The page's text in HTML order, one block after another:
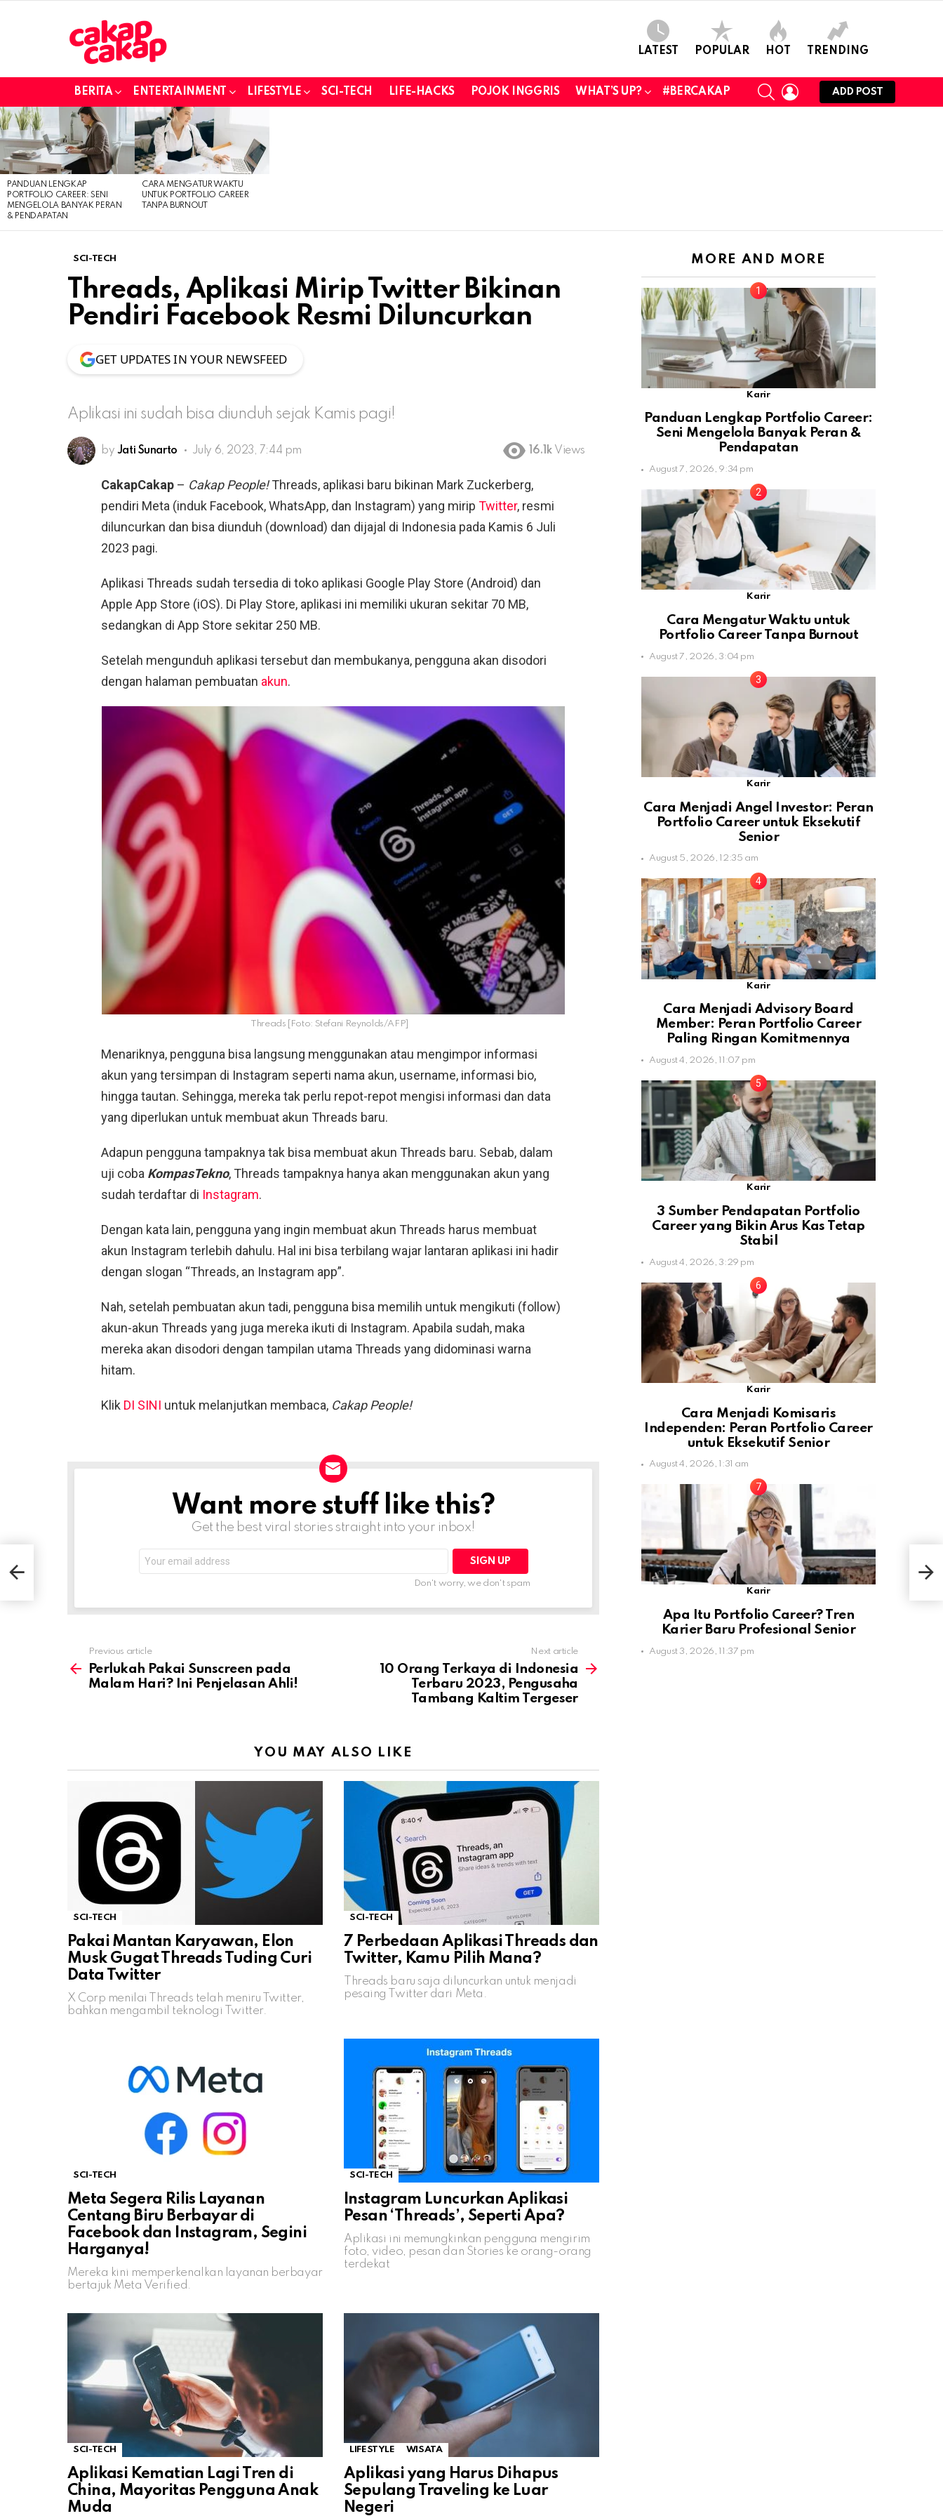
LATEST POPULAR HOT TRENDING
BERITA ENTERTAINMENT LIFESTYLE SCI-TECH LIFE-HACKS POJOK INGGRIS WHAT’S UP? #BERCAKAP
SEARCHLOGIN
ADD POST
LATEST
STORIES
PANDUAN LENGKAP
PORTFOLIO CAREER: SENI
MENGELOLA BANYAK PERAN
& PENDAPATAN
CARA MENGATUR WAKTU
UNTUK PORTFOLIO CAREER
TANPA BURNOUT
SCI-TECH
Threads, Aplikasi Mirip Twitter Bikinan
Pendiri Facebook Resmi Diluncurkan
GET UPDATES IN YOUR NEWSFEED
Aplikasi ini sudah bisa diunduh sejak Kamis pagi!
by Jati Sunarto July 6, 2023, 7:44 pm 16.1k Views
CakapCakap – Cakap People!Threads, aplikasi baru bikinan Mark Zuckerberg,
pendiri Meta (induk Facebook, WhatsApp, dan Instagram) yang mirip Twitter, resmi
diluncurkan dan bisa diunduh (download) dan dijajal di Indonesia pada Kamis 6 Juli
2023 pagi.
Aplikasi Threads sudah tersedia di toko aplikasi Google Play Store (Android) dan
Apple App Store (iOS). Di Play Store, aplikasi ini memiliki ukuran sekitar 70 MB,
sedangkan di App Store sekitar 250 MB.
Setelah mengunduh aplikasi tersebut dan membukanya, pengguna akan disodori
dengan halaman pembuatan akun.
Threads [Foto: Stefani Reynolds/AFP]
Menariknya, pengguna bisa langsung menggunakan atau mengimpor informasi
akun yang tersimpan di Instagram seperti nama akun, username, informasi bio,
hingga tautan. Sehingga, mereka tak perlu repot-repot mengisi informasi dan data
yang diperlukan untuk membuat akun Threads baru.
Adapun pengguna tampaknya tak bisa membuat akun Threads baru. Sebab, dalam
uji coba KompasTekno, Threads tampaknya hanya akan menggunakan akun yang
sudah terdaftar di Instagram.
Dengan kata lain, pengguna yang ingin membuat akun Threads harus membuat
akun Instagram terlebih dahulu. Hal ini bisa terbilang wajar lantaran aplikasi ini hadir
dengan slogan “Threads, an Instagram app”.
Nah, setelah pembuatan akun tadi, pengguna bisa memilih untuk mengikuti (follow)
akun-akun Threads yang juga mereka ikuti di Instagram. Apabila sudah, maka
mereka akan disodori dengan tampilan utama Threads yang didominasi warna
hitam.
Klik DI SINI untuk melanjutkan membaca, Cakap People!
NEWSLETTERWant more stuff like this?
Get the best viral stories straight into your inbox!
address:
Don't worry, we don't spam
more
Previous article
Perlukah Pakai Sunscreen pada
Malam Hari? Ini Penjelasan Ahli!
Next article
10 Orang Terkaya di Indonesia
Terbaru 2023, Pengusaha
Tambang Kaltim Tergeser
YOU MAY ALSO LIKE
SCI-TECH
Pakai Mantan Karyawan, Elon
Musk Gugat Threads Tuding Curi
Data Twitter
X Corp menilai Threads telah meniru Twitter,
bahkan mengambil teknologi Twitter.
SCI-TECH
7 Perbedaan Aplikasi Threads dan
Twitter, Kamu Pilih Mana?
Threads baru saja diluncurkan untuk menjadi
pesaing Twitter dari Meta.
SCI-TECH
Meta Segera Rilis Layanan
Centang Biru Berbayar di
Facebook dan Instagram, Segini
Harganya!
Mereka kini memperkenalkan layanan berbayar
bertajuk Meta Verified.
SCI-TECH
Instagram Luncurkan Aplikasi
Pesan ‘Threads’, Seperti Apa?
Aplikasi ini memungkinkan pengguna mengirim
foto, video, pesan dan Stories ke orang-orang
terdekat
SCI-TECH
Aplikasi Kematian Lagi Tren di
China, Mayoritas Pengguna Anak
Muda
LIFESTYLE WISATA
Aplikasi yang Harus Dihapus
Sepulang Traveling ke Luar
Negeri
MORE AND MORE
Karir
Panduan Lengkap Portfolio Career:
Seni Mengelola Banyak Peran &
Pendapatan
August 7, 2026, 9:34 pm
Karir
Cara Mengatur Waktu untuk
Portfolio Career Tanpa Burnout
August 7, 2026, 3:04 pm
Karir
Cara Menjadi Angel Investor: Peran
Portfolio Career untuk Eksekutif
Senior
August 5, 2026, 12:35 am
Karir
Cara Menjadi Advisory Board
Member: Peran Portfolio Career
Paling Ringan Komitmennya
August 4, 2026, 11:07 pm
Karir
3 Sumber Pendapatan Portfolio
Career yang Bikin Arus Kas Tetap
Stabil
August 4, 2026, 3:29 pm
Karir
Cara Menjadi Komisaris
Independen: Peran Portfolio Career
untuk Eksekutif Senior
August 4, 2026, 1:31 am
Karir
Apa Itu Portfolio Career? Tren
Karier Baru Profesional Senior
August 3, 2026, 11:37 pm